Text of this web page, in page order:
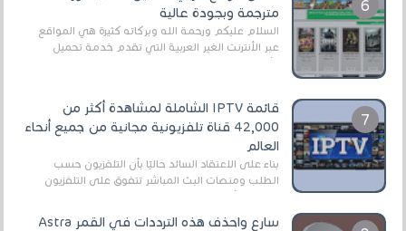
مترجمة وبجودة عالية
السلام عليكم ورحمة الله وبركاته كثيرة هي المواقع
عبر الأنترنت الغير العربية التي تقدم خدمة تحميل
الأفلام على التورنت ، ومعظم هذه المواقع ل...
قائمة IPTV الشاملة لمشاهدة أكثر من
42,000 قناة تلفزيونية مجانية من جميع أنحاء
العالم
بناءً على الاعتقاد السائد حاليًا بأن التلفزيون حسب
الطلب ومنصات البث المباشر تتفوق على التلفزيون
الرقمي الأرضي التقليدي، يُعدّ IPTV-org خيار...
سارع واحذف هذه الترددات في القمر Astra